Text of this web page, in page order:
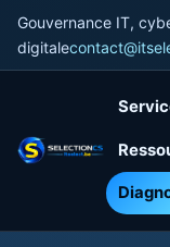
Gouvernance IT,
digitale